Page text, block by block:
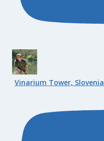
Vinarium Tower, Slovenia